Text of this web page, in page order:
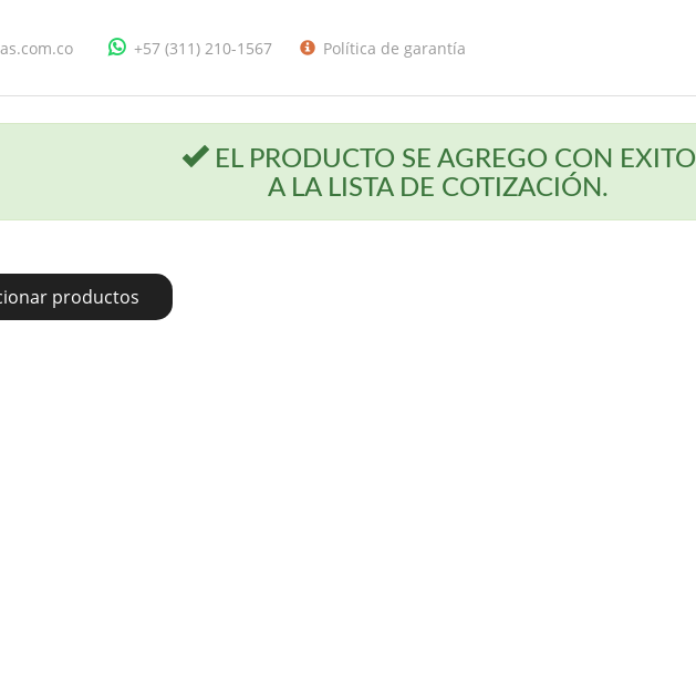
+57 (311) 210-1567 Política de garantía
EL PRODUCTO SE AGREGO CON EXITO
A LA LISTA DE COTIZACIÓN.
productos